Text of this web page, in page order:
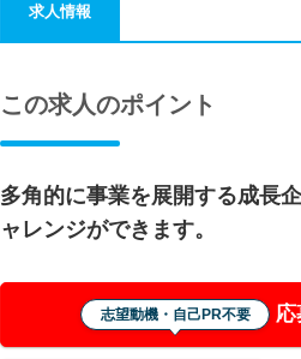
求人情報
この求人のポイント
多角的に事業を展開する成長
ャレンジができます。
志望動機・自己PR不要